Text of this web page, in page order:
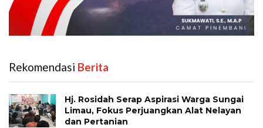
Rekomendasi ‎ Berita
Hj. Rosidah Serap Aspirasi Warga Sungai
Limau, Fokus Perjuangkan Alat Nelayan
dan Pertanian